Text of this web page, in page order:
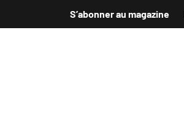
S’abonner au magazine